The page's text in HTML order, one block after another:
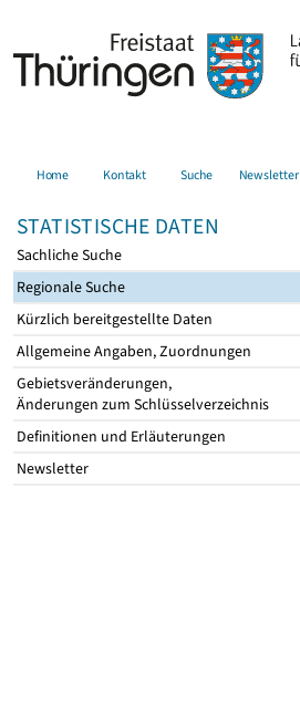
Home Kontakt Suche Newsletter
STATISTISCHE DATEN
Sachliche Suche
Regionale Suche
Kürzlich bereitgestellte Daten
Allgemeine Angaben, Zuordnungen
Gebietsveränderungen,
Änderungen zum Schlüsselverzeichnis
Definitionen und Erläuterungen
Newsletter